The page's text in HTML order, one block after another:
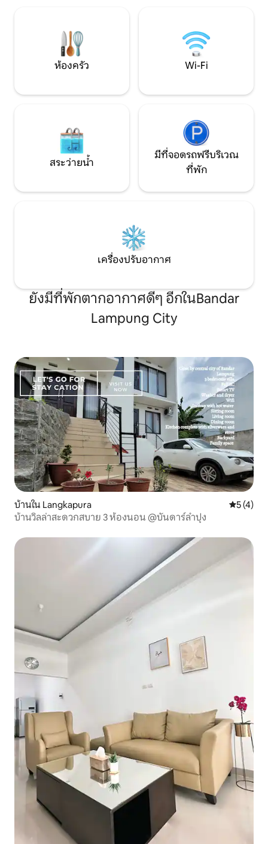
ห้องครัว Wi-Fi
สระว่ายน้ำ
มีที่จอดรถฟรีบริเวณ
ที่พัก
เครื่องปรับอากาศ
ยังมีที่พักตากอากาศดีๆ อีกในBandar
Lampung City
บ้านใน Langkapura คะแนนเฉ
5 (4)
บ้านวิลล่าสะดวกสบาย 3 ห้องนอน @บันดาร์ลำปุง